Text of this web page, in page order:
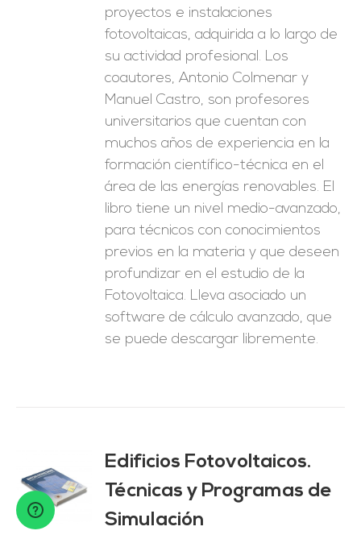
proyectos e instalaciones
fotovoltaicas, adquirida a lo largo de
su actividad profesional. Los
coautores, Antonio Colmenar y
Manuel Castro, son profesores
universitarios que cuentan con
muchos años de experiencia en la
formación científico-técnica en el
área de las energías renovables. El
libro tiene un nivel medio-avanzado,
para técnicos con conocimientos
previos en la materia y que deseen
profundizar en el estudio de la
Fotovoltaica. Lleva asociado un
software de cálculo avanzado, que
se puede descargar libremente.
Edificios Fotovoltaicos.
Técnicas y Programas de
Simulación